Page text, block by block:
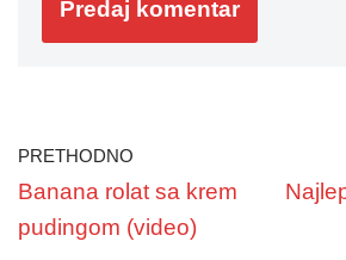
PRETHODNO
Banana rolat sa krem
pudingom (video)